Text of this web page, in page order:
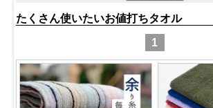
たくさん使いたいお値打ちタオル
1